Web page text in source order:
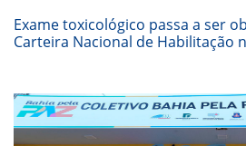
Exame toxicológico passa a ser
Carteira Nacional de Habilitação